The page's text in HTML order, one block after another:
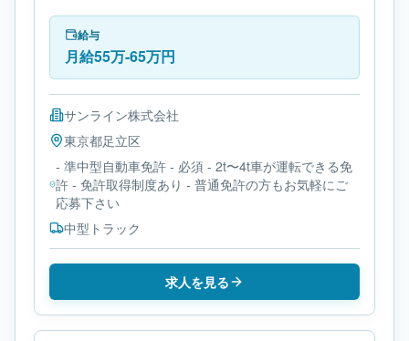
トラックです。勤務時間は- 変形労働時間制です。必
要免許は- 準中型自動車免許です。
給与
月給55万-65万円
サンライン株式会社
東京都足立区
- 準中型自動車免許 - 必須 - 2t〜4t車が運転できる免
許 - 免許取得制度あり - 普通免許の方もお気軽にご
応募下さい
中型トラック
求人を見る